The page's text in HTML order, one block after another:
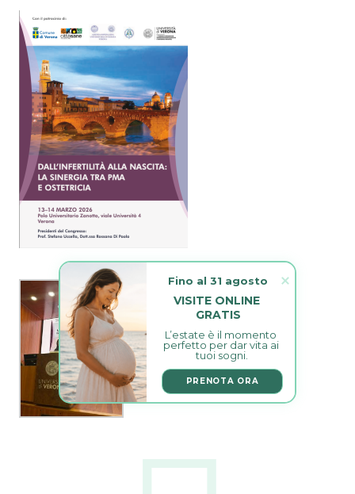
VISITE ONLINE
GRATIS
L’estate è il momento
perfetto per dar vita ai
tuoi sogni.
PRENOTA ORA
Fino al 31 agosto